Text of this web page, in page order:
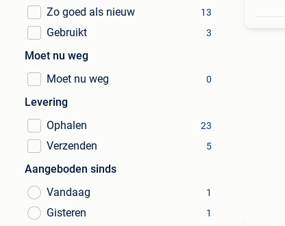
Zo goed als nieuw 13
Gebruikt 3
Moet nu weg
Moet nu weg
0
Levering
Ophalen
23
Verzenden 5
Aangeboden sinds
Vandaag
1
Gisteren 1